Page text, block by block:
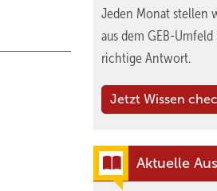
Jeden Monat stellen
aus dem GEB-
richtige Antwort.
Jetzt Wissen
Aktuelle